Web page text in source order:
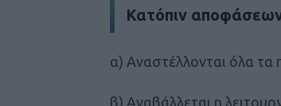
Κατόπιν
α) Αναστέλλονται όλα τα
β) Αναβάλλεται η